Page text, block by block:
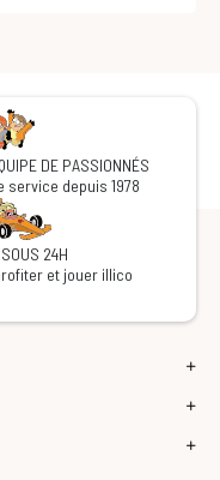
DE PASSIONNÉS
service depuis 1978
24H
et jouer illico